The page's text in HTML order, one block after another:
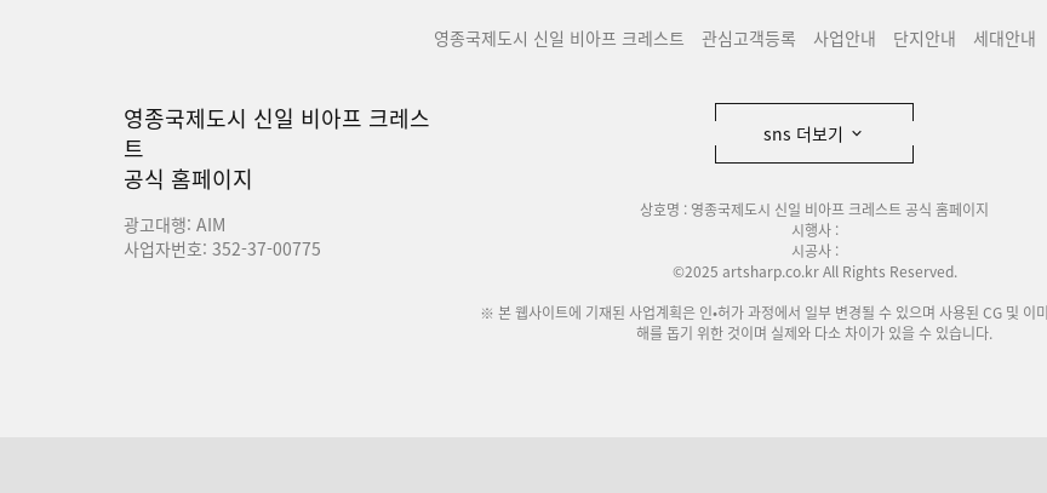
영종국제도시 신일 비아프 크레스트 관심고객등록 사업안내 단지안내 세대안내
영종국제도시 신일 비아프 크레스
트
공식 홈페이지
광고대행: AIM
사업자번호: 352-37-00775
sns 더보기
상호명 : 영종국제도시 신일 비아프 크레스트 공식 홈페이지
시행사 :
시공사 :
©2025 artsharp.co.kr All Rights Reserved.
※ 본 웹사이트에 기재된 사업계획은 인•허가 과정에서 일부 변경될 수 있으며 사용된 CG 및 이
해를 돕기 위한 것이며 실제와 다소 차이가 있을 수 있습니다.